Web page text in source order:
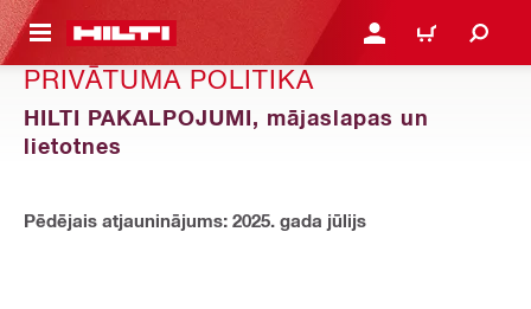
SATURU PIESLĒGTIES VAI
IEPIRKŠANĀS
PRIVĀTUMA POLITIKA
HILTI PAKALPOJUMI, mājaslapas un
lietotnes
Pēdējais atjauninājums: 2025. gada jūlijs